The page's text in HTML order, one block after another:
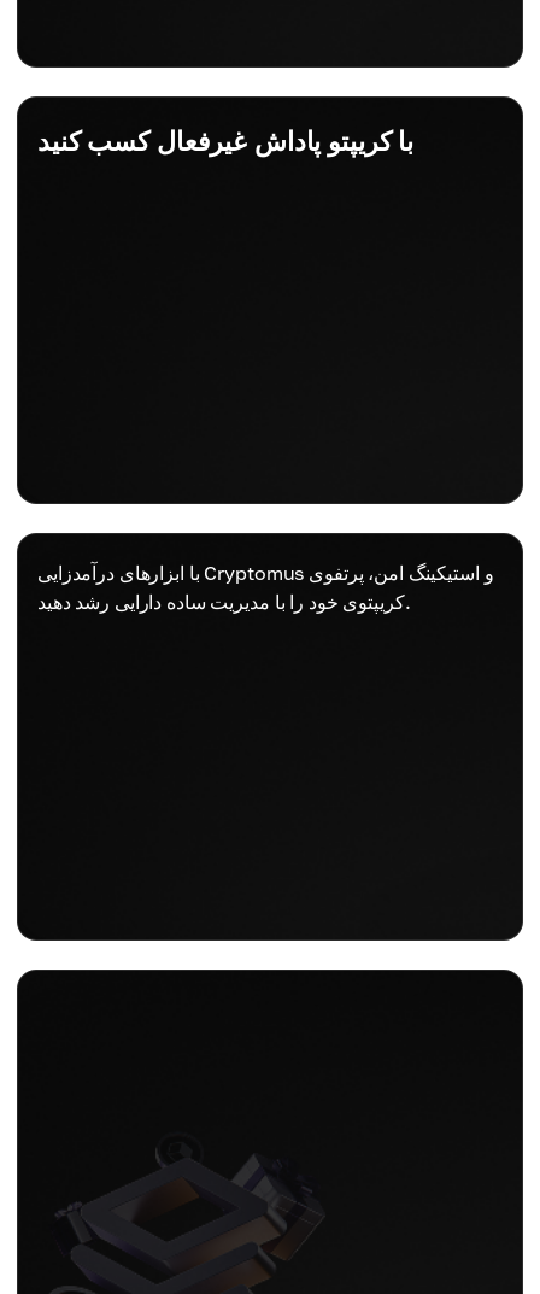
با کریپتو پاداش غیرفعال کسب کنید
با ابزارهای درآمدزایی Cryptomus و استیکینگ امن، پرتفوی
کریپتوی خود را با مدیریت ساده دارایی رشد دهید.